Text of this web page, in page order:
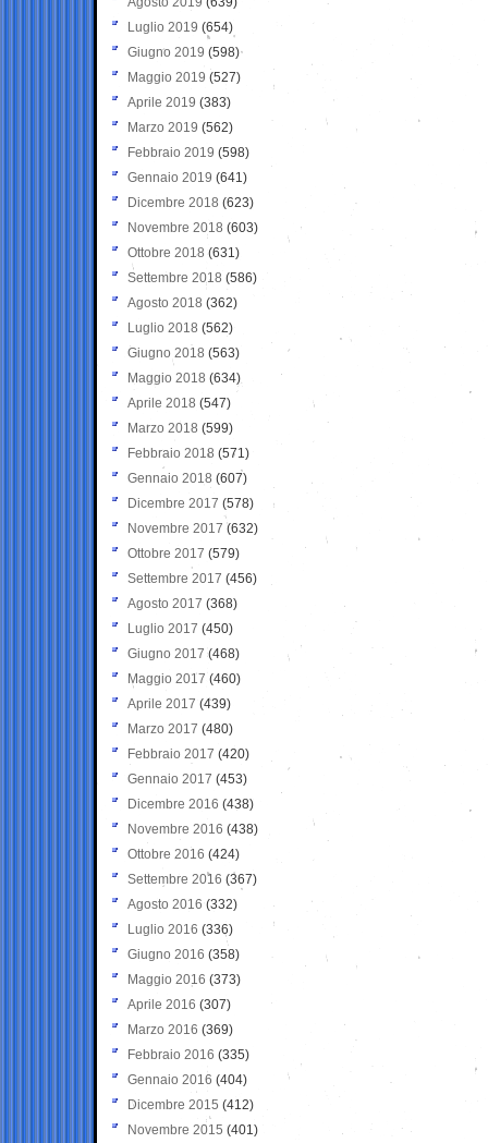
Luglio 2019 (654)
Giugno 2019 (598)
Maggio 2019 (527)
Aprile 2019 (383)
Marzo 2019 (562)
Febbraio 2019 (598)
Gennaio 2019 (641)
Dicembre 2018 (623)
Novembre 2018 (603)
Ottobre 2018 (631)
Settembre 2018 (586)
Agosto 2018 (362)
Luglio 2018 (562)
Giugno 2018 (563)
Maggio 2018 (634)
Aprile 2018 (547)
Marzo 2018 (599)
Febbraio 2018 (571)
Gennaio 2018 (607)
Dicembre 2017 (578)
Novembre 2017 (632)
Ottobre 2017 (579)
Settembre 2017 (456)
Agosto 2017 (368)
Luglio 2017 (450)
Giugno 2017 (468)
Maggio 2017 (460)
Aprile 2017 (439)
Marzo 2017 (480)
Febbraio 2017 (420)
Gennaio 2017 (453)
Dicembre 2016 (438)
Novembre 2016 (438)
Ottobre 2016 (424)
Settembre 2016 (367)
Agosto 2016 (332)
Luglio 2016 (336)
Giugno 2016 (358)
Maggio 2016 (373)
Aprile 2016 (307)
Marzo 2016 (369)
Febbraio 2016 (335)
Gennaio 2016 (404)
Dicembre 2015 (412)
Novembre 2015 (401)